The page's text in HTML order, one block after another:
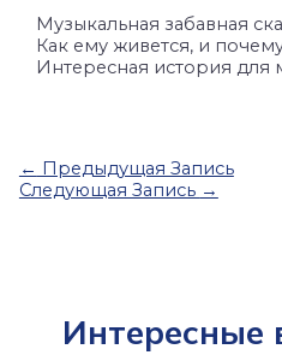
Музыкальная забавная
Как ему живется, и
Интересная история для
← Предыдущая Запись
Следующая Запись →
Интересные